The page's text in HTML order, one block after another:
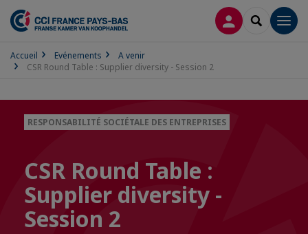
CONNEXION
Accueil Evénements
A venir
CSR Round Table : Supplier diversity - Session 2
RESPONSABILITÉ SOCIÉTALE DES ENTREPRISES
CSR Round Table :
Supplier diversity -
Session 2